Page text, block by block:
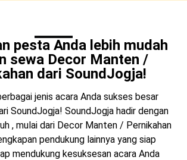
pesta Anda lebih mudah
sewa Decor Manten /
dari SoundJogja!
jenis acara Anda sukses besar
SoundJogja! SoundJogja hadir dengan
, mulai dari Decor Manten / Pernikahan
pendukung lainnya yang siap
mendukung kesuksesan acara Anda